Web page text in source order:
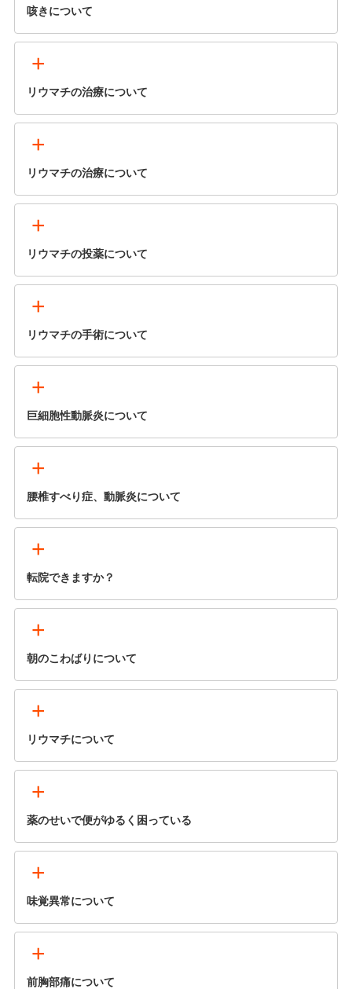
咳きについて
+
リウマチの治療について
+
リウマチの治療について
+
リウマチの投薬について
+
リウマチの手術について
+
巨細胞性動脈炎について
+
腰椎すべり症、動脈炎について
+
転院できますか？
+
朝のこわばりについて
+
リウマチについて
+
薬のせいで便がゆるく困っている
+
味覚異常について
+
前胸部痛について